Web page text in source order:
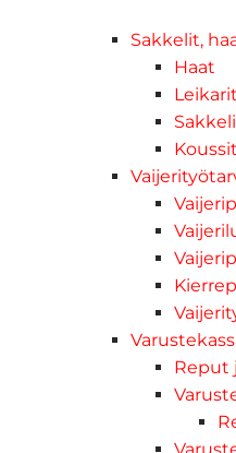
Sakkelit,
Haat
Koussit
Reput